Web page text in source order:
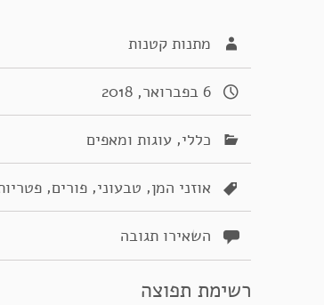
מתנות קטנות
6 בפברואר, 2018
כללי, עוגות ומאפים
אוזני המן, טבעוני, פורים,
השאירו תגובה
רשימת תפוצה